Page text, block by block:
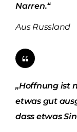
Narren.“
Aus Russland
„Hoffnung ist
etwas gut
dass etwas